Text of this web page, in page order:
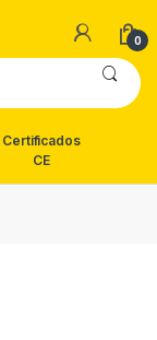
0
Certificados
CE